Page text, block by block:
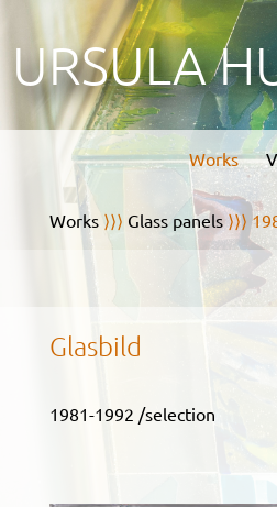
URSULA
Works
Works⟩⟩⟩ Glass panels⟩⟩⟩
Glasbild
1981-1992 /selection